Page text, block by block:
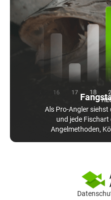
Als Pro-Angler siehst
und jede
Angelmethoden,